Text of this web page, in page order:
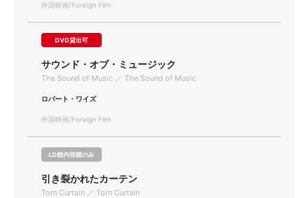
外国映画/Foreign Film
DVD貸出可
サウンド・オブ・ミュージック
The Sound of Music ／ The Sound of Music
ロバート・ワイズ
外国映画/Foreign Film
LD館内視聴のみ
引き裂かれたカーテン
Torn Curtain ／ Torn Curtain